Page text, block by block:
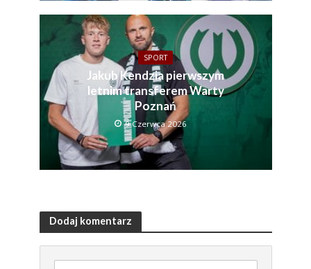
SPORT
Jakub Kendzia pierwszym
letnim transferem Warty
Poznań
9 Czerwca 2026
Dodaj komentarz